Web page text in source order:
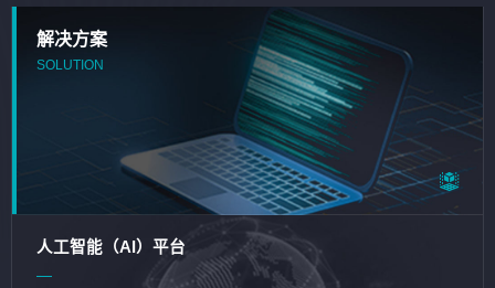
解决方案
SOLUTION
人工智能（AI）平台